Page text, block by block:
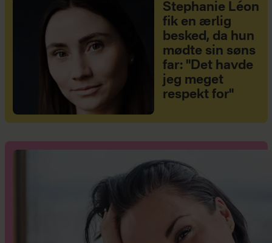
Stephanie Léon
fik en ærlig
besked, da hun
mødte sin søns
far: "Det havde
jeg meget
respekt for"